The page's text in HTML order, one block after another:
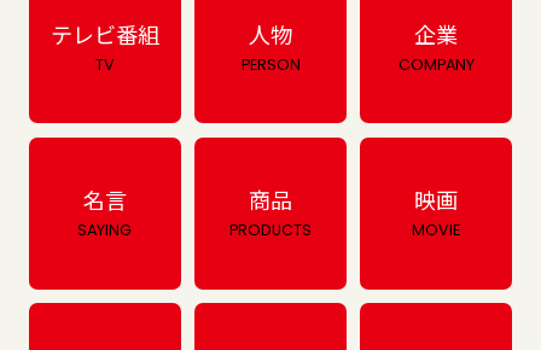
テレビ番組
TV
人物
PERSON
企業
COMPANY
名言
SAYING
商品
PRODUCTS
映画
MOVIE